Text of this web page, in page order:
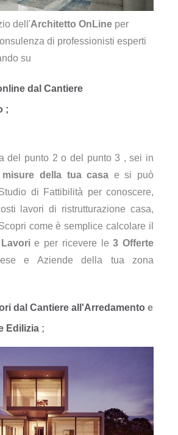
dell'Architetto OnLine per
di professionisti esperti
su
dal Cantiere
;
del punto 2 o del punto 3 , sei in
misure della tua casa e si può
di Fattibilità per conoscere,
lavori di ristrutturazione casa,
come è semplice calcolare il
e per ricevere le3 Offerte
e Aziende della tua zona
dal Cantiere all'Arredamento e
Edilizia ;